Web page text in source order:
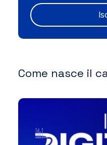
Come nasce il